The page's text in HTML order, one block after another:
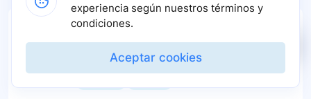
Komency
Tabletas-
7 und
15 und 30 und
experiencia según nuestros términos y
condiciones.
Aceptar cookies